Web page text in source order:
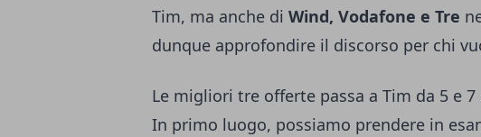
Tim, ma anche di Wind, Vodafone e Tre
dunque approfondire il discorso per chi
Le migliori tre offerte passa a Tim da 5 e 7
In primo luogo, possiamo prendere in